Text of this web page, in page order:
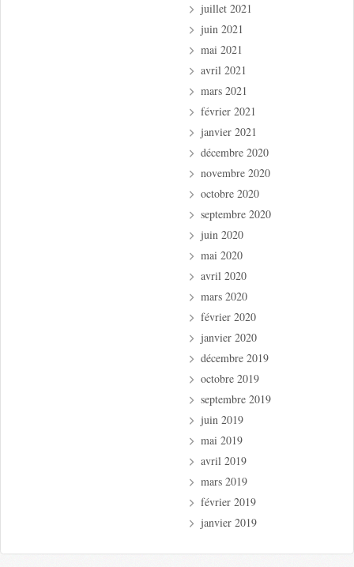
juillet 2021
juin 2021
mai 2021
avril 2021
mars 2021
février 2021
janvier 2021
décembre 2020
novembre 2020
octobre 2020
septembre 2020
juin 2020
mai 2020
avril 2020
mars 2020
février 2020
janvier 2020
décembre 2019
octobre 2019
septembre 2019
juin 2019
mai 2019
avril 2019
mars 2019
février 2019
janvier 2019